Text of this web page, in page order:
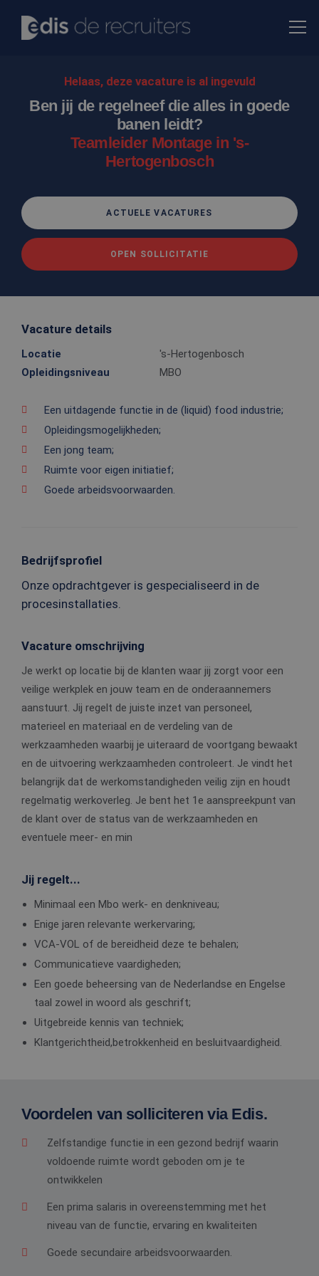
Helaas, deze vacature is al ingevuld
Ben jij de regelneef die alles in goede
banen leidt?
Teamleider Montage in 's-
Hertogenbosch
ACTUELE VACATURES
OPEN SOLLICITATIE
Vacature details
Locatie
's-Hertogenbosch
Opleidingsniveau
MBO
Een uitdagende functie in de (liquid) food industrie;
Opleidingsmogelijkheden;
Een jong team;
Ruimte voor eigen initiatief;
Goede arbeidsvoorwaarden.
Bedrijfsprofiel
Onze opdrachtgever is gespecialiseerd in de
procesinstallaties.
Vacature omschrijving
Je werkt op locatie bij de klanten waar jij zorgt voor een
veilige werkplek en jouw team en de onderaannemers
aanstuurt. Jij regelt de juiste inzet van personeel,
materieel en materiaal en de verdeling van de
werkzaamheden waarbij je uiteraard de voortgang bewaakt
en de uitvoering werkzaamheden controleert. Je vindt het
belangrijk dat de werkomstandigheden veilig zijn en houdt
regelmatig werkoverleg. Je bent het 1e aanspreekpunt van
de klant over de status van de werkzaamheden en
eventuele meer- en min
Jij regelt...
Minimaal een Mbo werk- en denkniveau;
Enige jaren relevante werkervaring;
VCA-VOL of de bereidheid deze te behalen;
Communicatieve vaardigheden;
Een goede beheersing van de Nederlandse en Engelse
taal zowel in woord als geschrift;
Uitgebreide kennis van techniek;
Klantgerichtheid,betrokkenheid en besluitvaardigheid.
Voordelen van solliciteren via Edis.
Zelfstandige functie in een gezond bedrijf waarin
voldoende ruimte wordt geboden om je te
ontwikkelen
Een prima salaris in overeenstemming met het
niveau van de functie, ervaring en kwaliteiten
Goede secundaire arbeidsvoorwaarden.